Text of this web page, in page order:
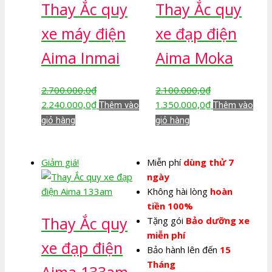
Thay Ắc quy
xe máy điện
Aima Inmai
2.700.000,0₫
Giá
gốc
2.240.000,0₫Giá
2.240.000,0₫.
Thêm vào
giỏ hàng
Thay Ắc quy
xe đạp điện
Aima Moka
2.100.000,0₫
Giá
gốc
1.350.000,0₫Giá
1.350.000,0₫.
Thêm vào
giỏ hàng
Giảm giá!
Thay Ắc quy
xe đạp điện
Miễn phí dùng thử 7
ngày
Không hài lòng hoàn
tiền 100%
Tặng gói Bảo dưỡng xe
miễn phí
Bảo hành lên đến 15
Tháng